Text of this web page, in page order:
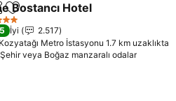
Favorilerime ekle
Bostancı Hotel
İyi
2.517
Kozyatağı Metro İstasyonu 1.7 km uzaklıkta
Şehir veya Boğaz manzaralı odalar